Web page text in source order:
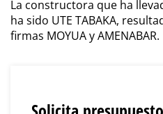
La constructora que ha
ha sido UTE TABAKA,
firmas MOYUA y AMENABAR.